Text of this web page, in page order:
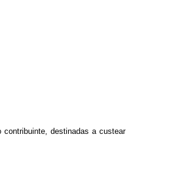
destinadas a custear